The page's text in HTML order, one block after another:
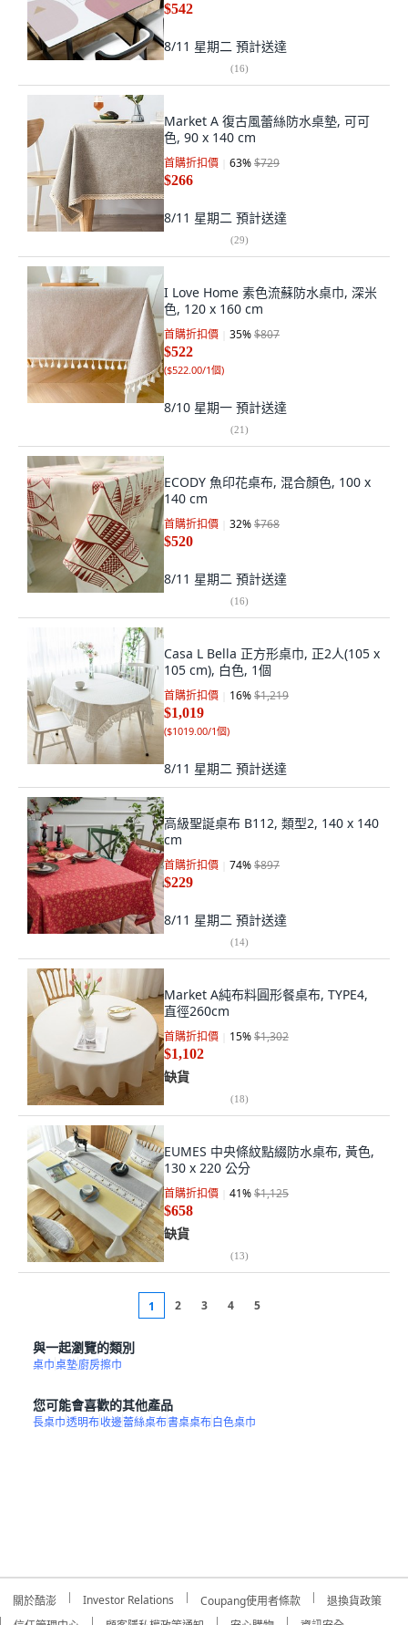
$542
8/11 星期二 預計送達
(16)
Market A 復古風蕾絲防水桌墊, 可可
色, 90 x 140 cm
首購折扣價 63%$729
$266
8/11 星期二 預計送達
(29)
I Love Home 素色流蘇防水桌巾, 深米
色, 120 x 160 cm
首購折扣價 35%$807
$522
($522.00/1個)
8/10 星期一 預計送達
(21)
ECODY 魚印花桌布, 混合顏色, 100 x
140 cm
首購折扣價 32%$768
$520
8/11 星期二 預計送達
(16)
Casa L Bella 正方形桌巾, 正2人(105 x
105 cm), 白色, 1個
首購折扣價 16%$1,219
$1,019
($1019.00/1個)
8/11 星期二 預計送達
高級聖誕桌布 B112, 類型2, 140 x 140
cm
首購折扣價 74%$897
$229
8/11 星期二 預計送達
(14)
Market A純布料圓形餐桌布, TYPE4,
直徑260cm
首購折扣價 15%$1,302
$1,102
缺貨
(18)
EUMES 中央條紋點綴防水桌布, 黃色,
130 x 220 公分
首購折扣價 41%$1,125
$658
缺貨
(13)
1 2 3 4 5
與一起瀏覽的類別
桌巾桌墊廚房擦巾
您可能會喜歡的其他產品
長桌巾透明布收邊蕾絲桌布書桌桌布白色桌巾
關於酷澎 Investor Relations Coupang使用者條款
退換貨政策